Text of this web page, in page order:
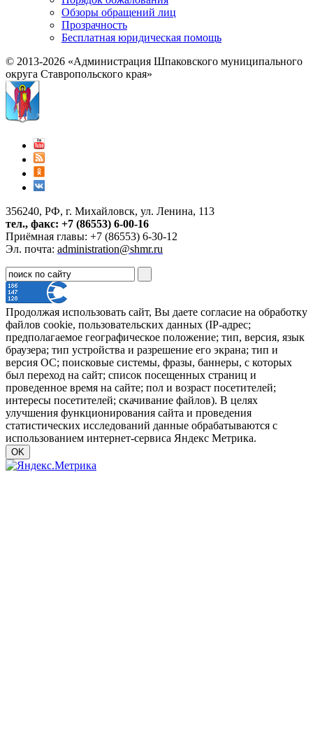
Обзоры обращений лиц
Прозрачность
Бесплатная юридическая помощь
© 2013-2026 «Администрация Шпаковского муниципального
округа Ставропольского края»
356240, РФ, г. Михайловск, ул. Ленина, 113
тел., факс: +7 (86553) 6-00-16
Приёмная главы: +7 (86553) 6-30-12
Эл. почта: administration@shmr.ru
Продолжая использовать сайт, Вы даете согласие на обработку
файлов cookie, пользовательских данных (IP-адрес;
предполагаемое географическое положение; тип, версия, язык
браузера; тип устройства и разрешение его экрана; тип и
версия ОС; поисковые системы, фразы, баннеры, с которых
был переход на сайт; список посещенных страниц и
проведенное время на сайте; пол и возраст посетителей;
интересы посетителей; скачивание файлов). В целях
улучшения функционирования сайта и проведения
статистических исследований данные обрабатываются с
использованием интернет-сервиса Яндекс Метрика.
OK